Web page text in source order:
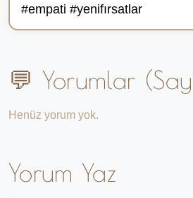
#empati #yenifırsatlar
💬 Yorumlar
Henüz yorum yok.
Yorum Yaz